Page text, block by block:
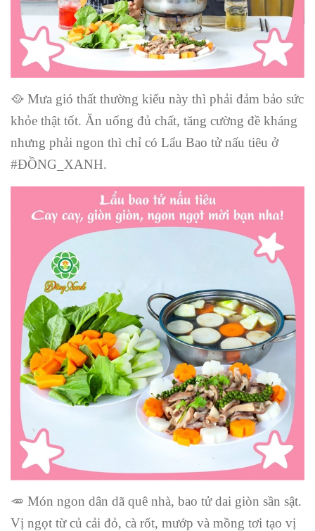
🥘 Mưa gió thất thường kiểu này thì phải đảm bảo sức
khỏe thật tốt. Ăn uống đủ chất, tăng cường đề kháng
nhưng phải ngon thì chỉ có Lẩu Bao tử nấu tiêu ở
#ĐỒNG_XANH.
🥕 Món ngon dân dã quê nhà, bao tử dai giòn sần sật.
Vị ngọt từ củ cải đỏ, cà rốt, mướp và mồng tơi tạo vị